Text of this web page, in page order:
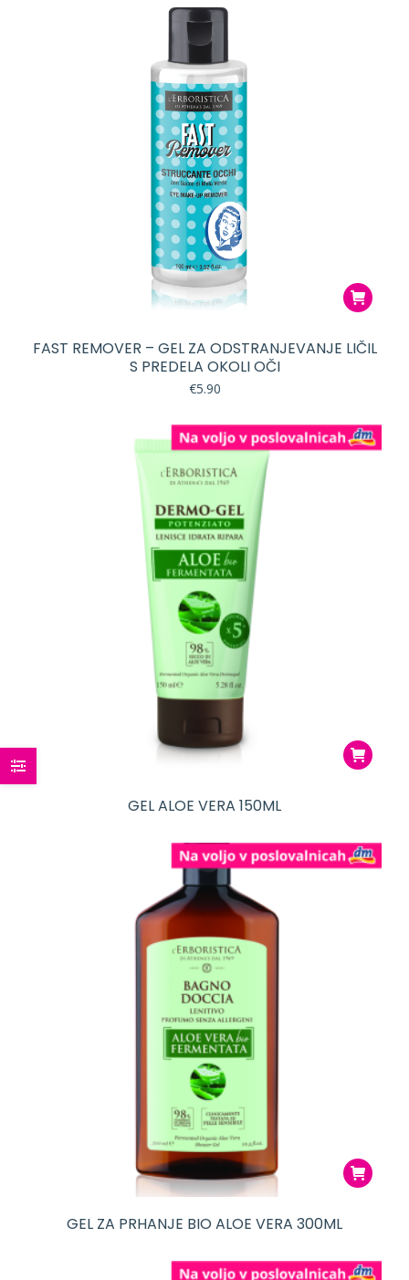
FAST REMOVER – GEL ZA ODSTRANJEVANJE LIČIL
S PREDELA OKOLI OČI
€5.90
GEL ALOE VERA 150ML
GEL ZA PRHANJE BIO ALOE VERA 300ML